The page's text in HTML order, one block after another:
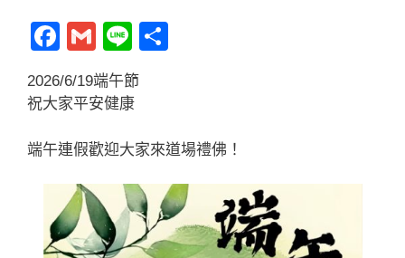
F
c
b
o
o
k
G
m
ai
Li
n
e
2026/6/19端午節
祝大家平安健康
端午連假歡迎大家來道場禮佛！